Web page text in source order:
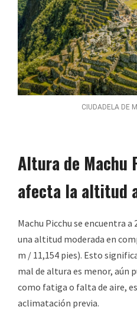
CIUDADELA DE
Altura de Machu
afecta la altitud
Machu Picchu se encuentra
una altitud moderada en
m / 11,154 pies). Esto
mal de altura es menor, aún
como fatiga o falta de aire,
aclimatación previa.